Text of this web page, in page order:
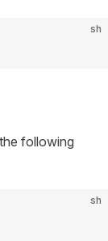
sh
following
sh